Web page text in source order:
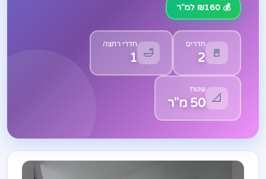
💰 ₪160 למ"ר
🚪
חדרים
2
🛁
חדרי רחצה
1
📐
שטח
50 מ"ר